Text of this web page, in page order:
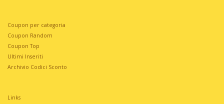
Coupon per categoria
Coupon Random
Coupon Top
Ultimi Inseriti
Archivio Codici Sconto
Links